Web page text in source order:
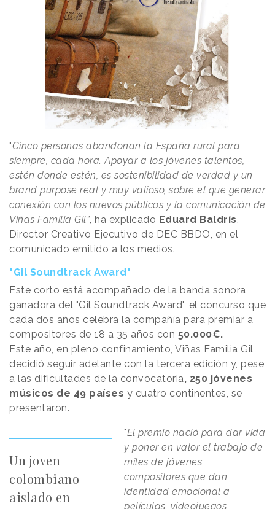
"Cinco personas abandonan la España rural para
siempre, cada hora. Apoyar a los jóvenes talentos,
estén donde estén, es sostenibilidad de verdad y un
brand purpose real y muy valioso, sobre el que generar
conexión con los nuevos públicos y la comunicación de
Viñas Familia Gil”, ha explicado Eduard Baldrís,
Director Creativo Ejecutivo de DEC BBDO, en el
comunicado emitido a los medios.
"Gil Soundtrack Award"
Este corto está acompañado de la banda sonora
ganadora del "Gil Soundtrack Award", el concurso que
cada dos años celebra la compañía para premiar a
compositores de 18 a 35 años con 50.000€.
Este año, en pleno confinamiento, Viñas Familia Gil
decidió seguir adelante con la tercera edición y, pese
a las dificultades de la convocatoria, 250 jóvenes
músicos de 49 países y cuatro continentes, se
presentaron.
Un joven
colombiano
aislado en
"El premio nació para dar vida
y poner en valor el trabajo de
miles de jóvenes
compositores que dan
identidad emocional a
películas, videojuegos,